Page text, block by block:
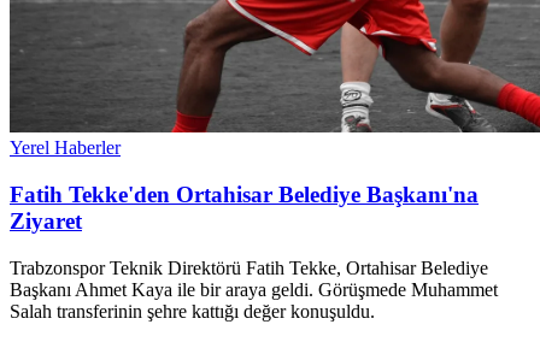
Yerel Haberler
Fatih Tekke'den Ortahisar Belediye Başkanı'na
Ziyaret
Trabzonspor Teknik Direktörü Fatih Tekke, Ortahisar Belediye
Başkanı Ahmet Kaya ile bir araya geldi. Görüşmede Muhammet
Salah transferinin şehre kattığı değer konuşuldu.